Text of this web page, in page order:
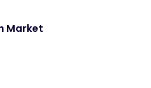
Market